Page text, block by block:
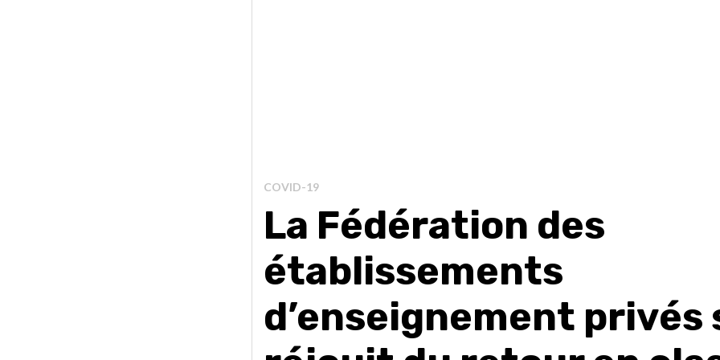
COVID-19
La Fédération des
établissements
d’enseignement privés